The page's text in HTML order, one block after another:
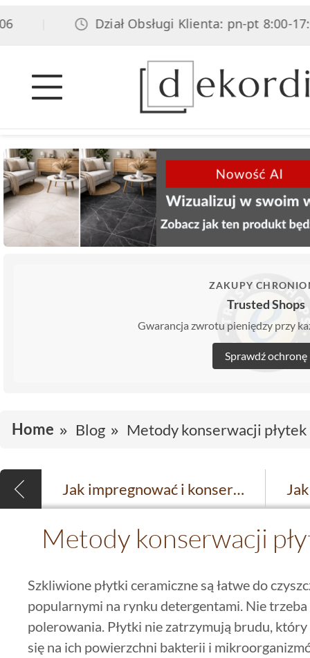
Dział Obsługi Klienta: pn-pt 8:00-
ZAKUPY
Trusted Shops
Gwarancja zwrotu pieniędzy przy
Sprawdź ochronę
Home Blog Metody konserwacji
Jak impregnować i konserwować gresy
Metody konserwacji
Szkliwione płytki ceramiczne są łatwe do
popularnymi na rynku detergentami. Nie
polerowania. Płytki nie zatrzymują brudu,
się na ich powierzchni bakterii i